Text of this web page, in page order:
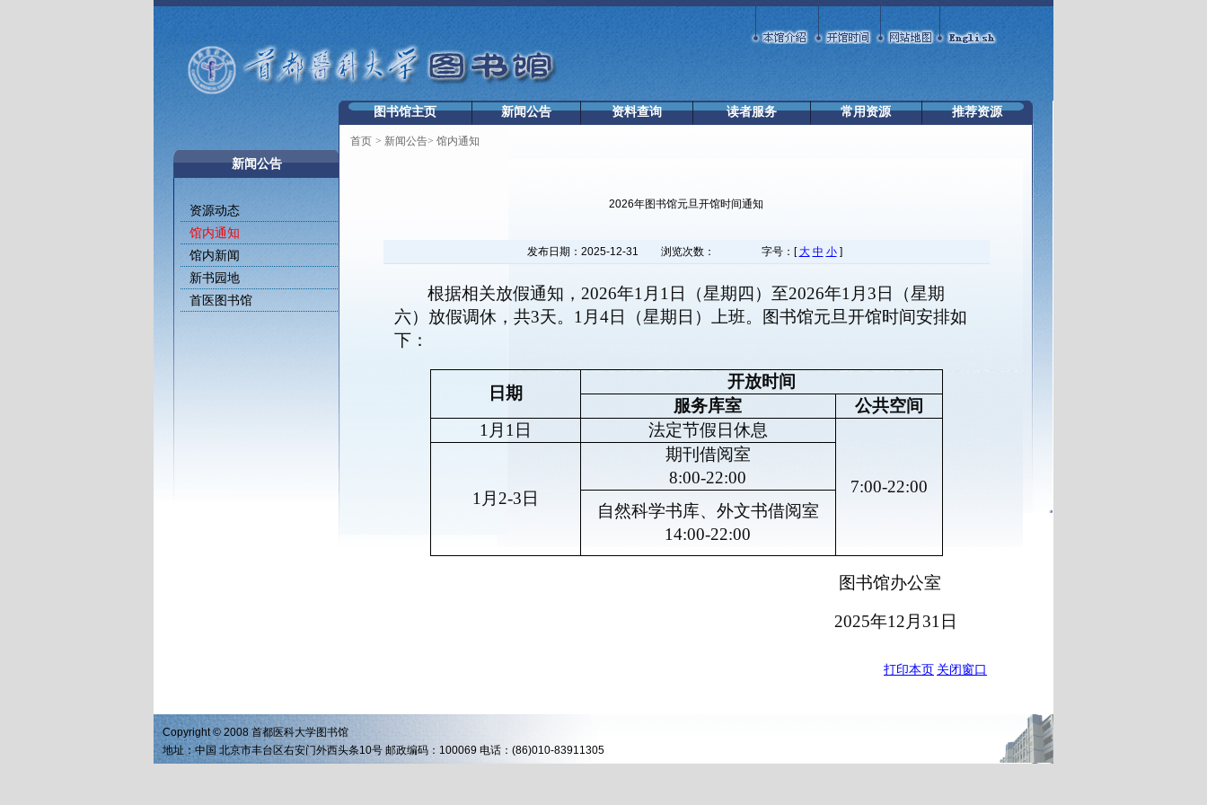
新闻公告
资源动态
馆内通知
馆内新闻
新书园地
首医图书馆
图书馆主页 新闻公告 资料查询 读者服务 常用资源 推荐资源
首页 > 新闻公告> 馆内通知
2026年图书馆元旦开馆时间通知
发布日期：2025-12-31 浏览次数： 字号：[大 中 小]
根据相关放假通知，2026年1月1日（星期四）至2026年1月3日（星期
六）放假调休，共3天。1月4日（星期日）上班。图书馆元旦开馆时间安排如
下：
日期
开放时间
服务库室
公共空间
1月1日
法定节假日休息
7:00-22:00
1月2-3日
期刊借阅室
8:00-22:00
自然科学书库、外文书借阅室
14:00-22:00
图书馆办公室
2025年12月31日
打印本页 关闭窗口
Copyright © 2008 首都医科大学图书馆
地址：中国 北京市丰台区右安门外西头条10号 邮政编码：100069 电话：(86)010-83911305